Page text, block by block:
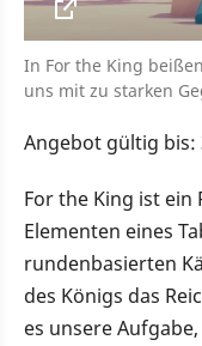
In For the King
uns mit zu starken
Angebot gültig bis:
For the King ist ein
Elementen eines
rundenbasierten
des Königs das
es unsere